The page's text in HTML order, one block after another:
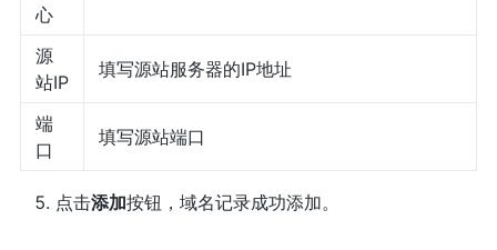
心
源
站IP
填写源站服务器的IP地址
端
口
填写源站端口
点击添加按钮，域名记录成功添加。